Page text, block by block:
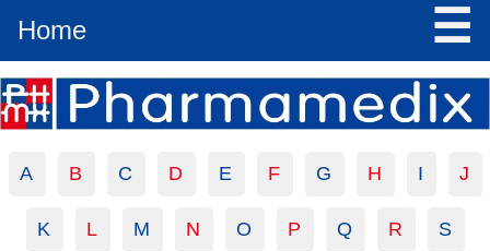
Home ☰
A B C D E F G H I J
K L M N O P Q R S